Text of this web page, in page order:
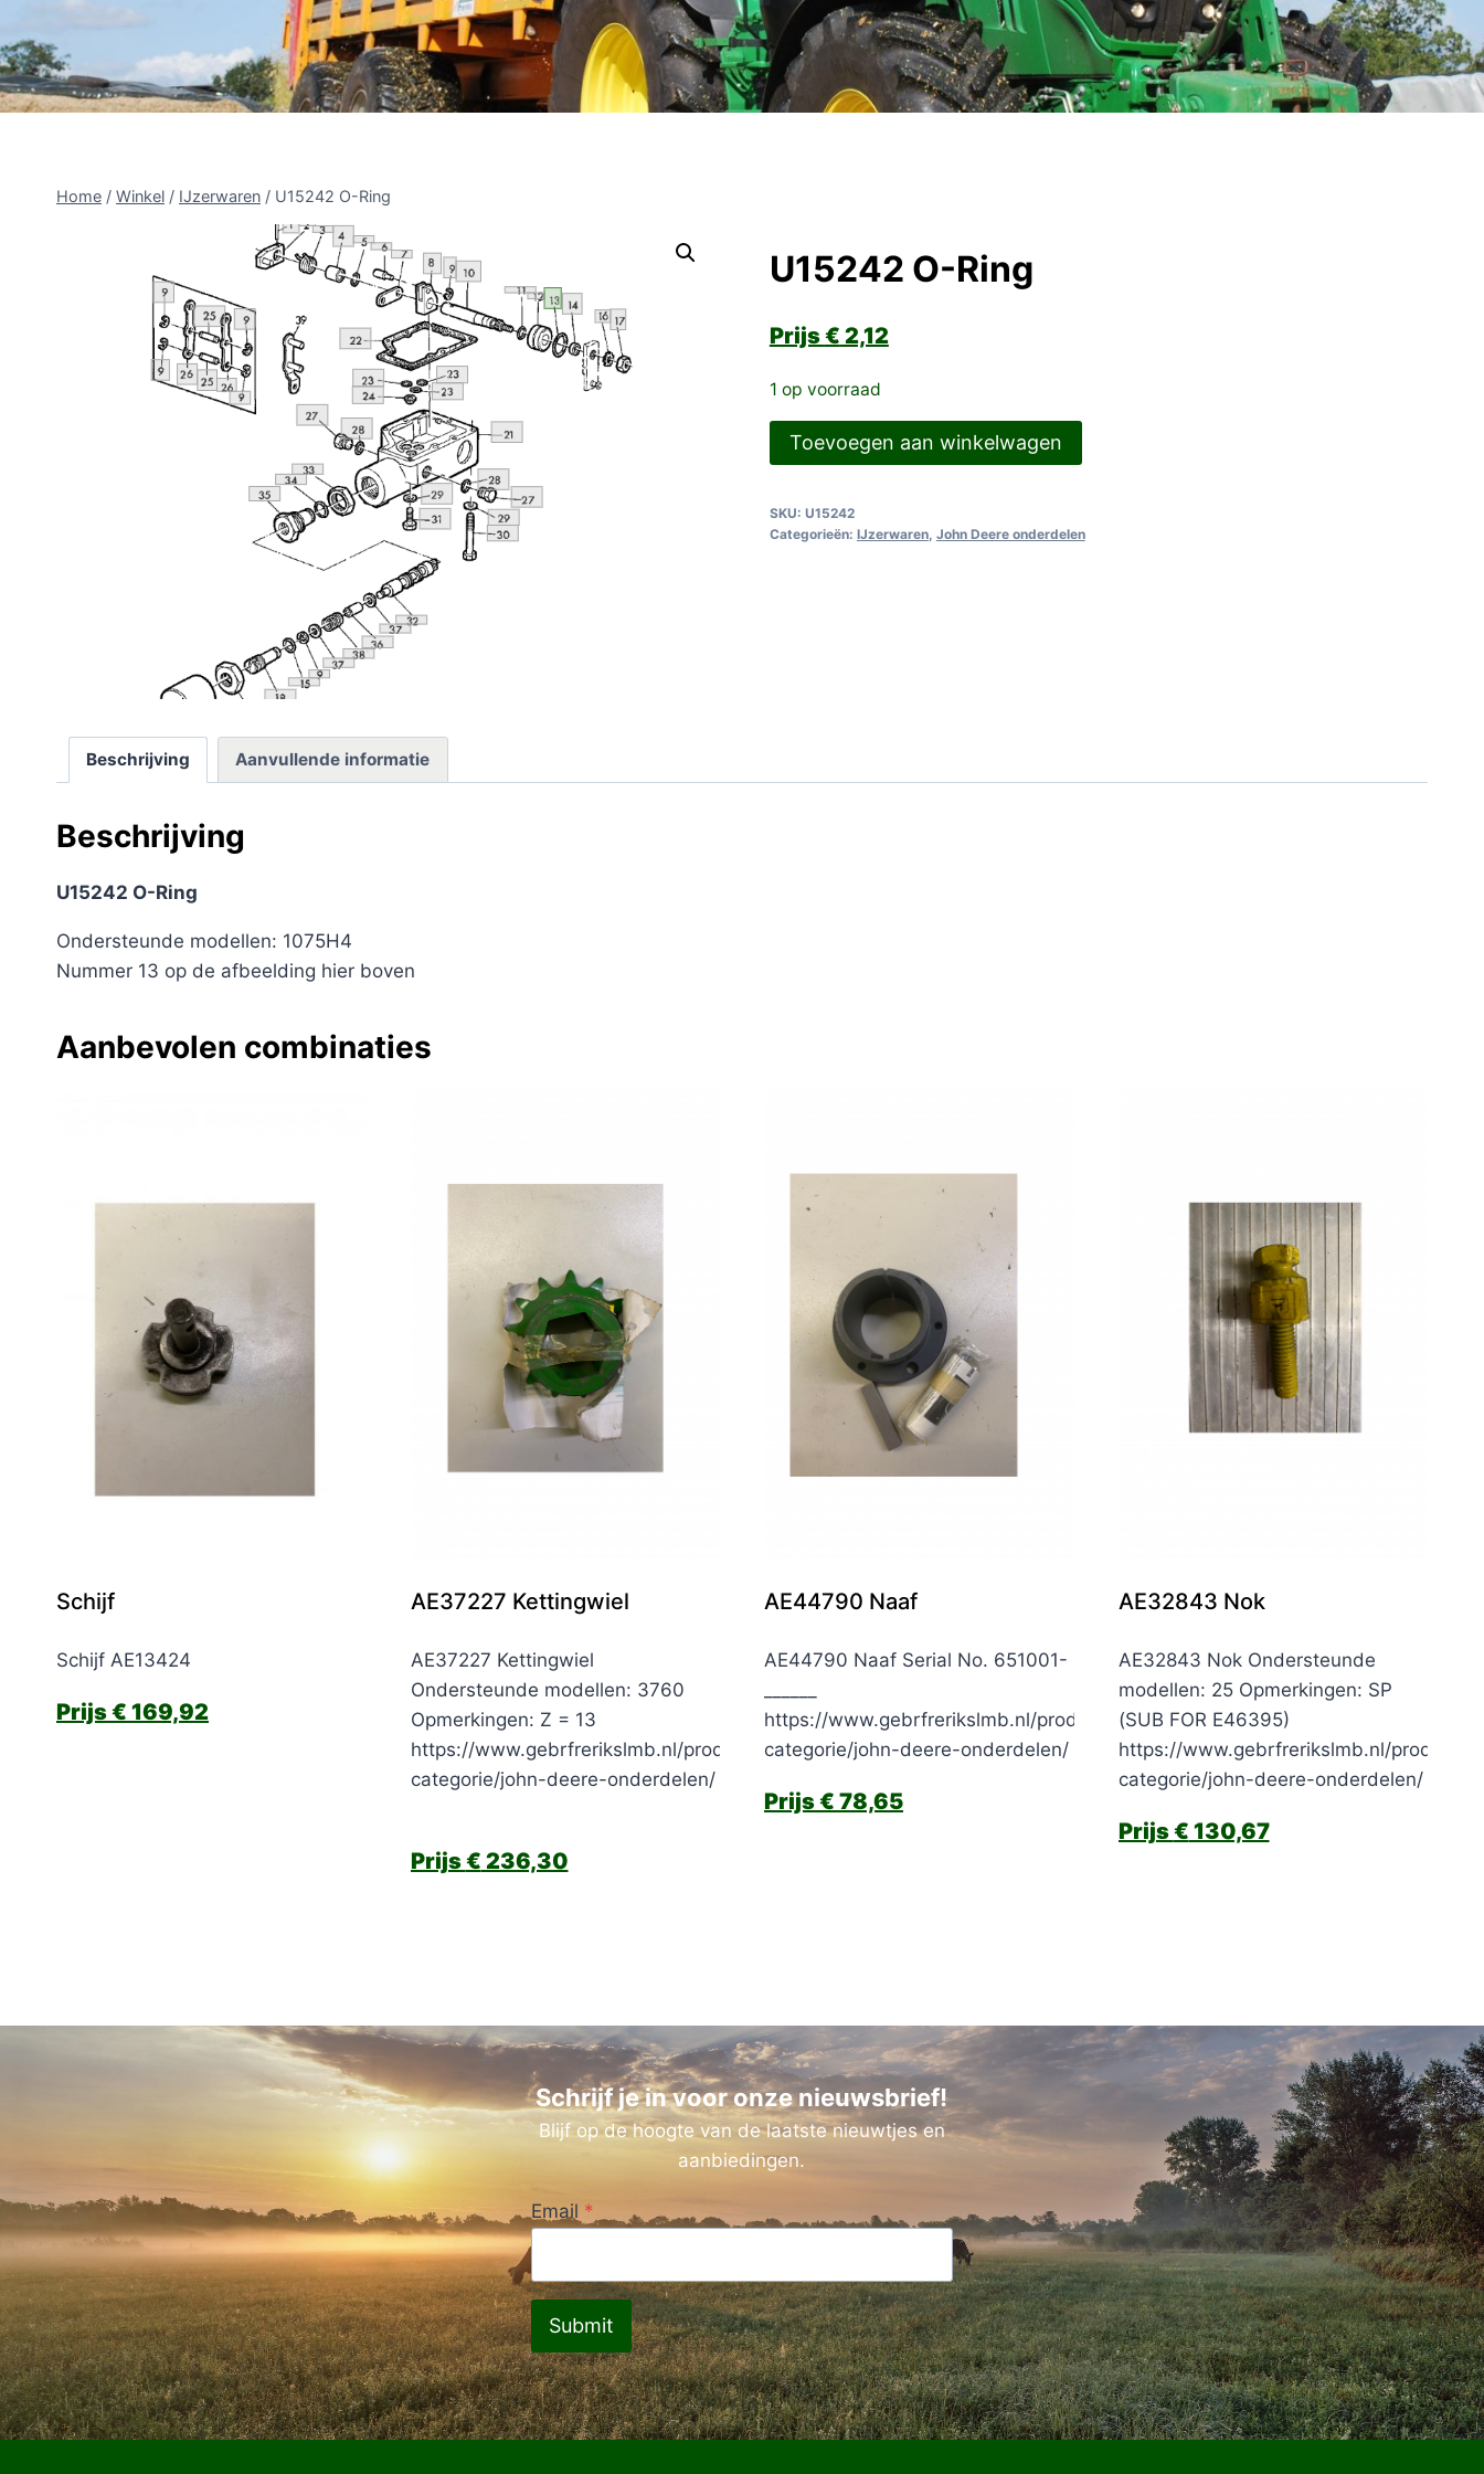
Home / Winkel / IJzerwaren / U15242 O-Ring
U15242 O-Ring
€ 2,12
1 op voorraad
U15242
O-
aantal
Toevoegen aan winkelwagen
SKU: U15242
Categorieën: IJzerwaren, John Deere onderdelen
Beschrijving Aanvullende informatie
Beschrijving
U15242 O-Ring
Ondersteunde modellen: 1075H4
Nummer 13 op de afbeelding hier boven
Aanbevolen combinaties
Schijf
Schijf AE13424
€ 169,92
AE37227 Kettingwiel
AE37227 Kettingwiel
Ondersteunde modellen: 3760
Opmerkingen: Z = 13
https://www.gebrfrerikslmb.nl/product-
categorie/john-deere-onderdelen/
€ 236,30
AE44790 Naaf
AE44790 Naaf Serial No. 651001-
https://www.gebrfrerikslmb.nl/product-
categorie/john-deere-onderdelen/
€ 78,65
AE32843 Nok
AE32843 Nok Ondersteunde
modellen: 25 Opmerkingen: SP
(SUB FOR E46395)
https://www.gebrfrerikslmb.nl/product-
categorie/john-deere-onderdelen/
€ 130,67
Schrijf je in voor onze nieuwsbrief!
Blijf op de hoogte van de laatste nieuwtjes en
aanbiedingen.
Email *
Submit